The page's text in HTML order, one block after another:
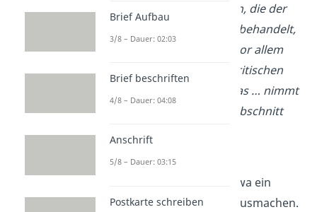
Die wichtigsten Themen, die der
Autor … in seinem Text behandelt,
sind … ; Dabei geht er vor allem
auf … ein; Nach einer kritischen
Betrachtung des Themas … nimmt
er im anschließenden Abschnitt
Tipp:Die Länge deiner
Inhaltsangabe sollte etwa ein
Drittel des Sachtextes ausmachen.
Brief Aufbau
3/8 – Dauer: 02:03
Brief beschriften
4/8 – Dauer: 04:08
Anschrift
5/8 – Dauer: 03:15
Postkarte schreiben